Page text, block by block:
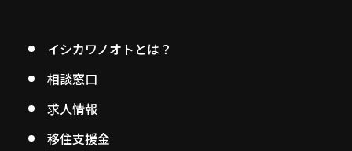
イシカワノオトとは？
相談窓口
求人情報
移住支援金